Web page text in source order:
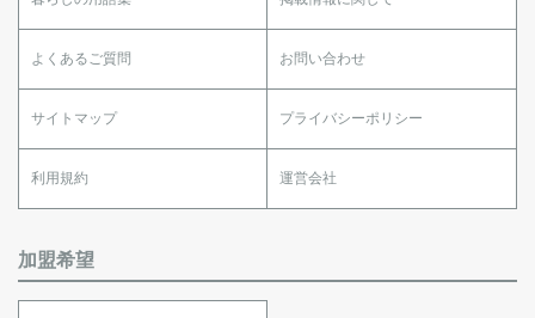
よくあるご質問 お問い合わせ
サイトマップ プライバシーポリシー
利用規約 運営会社
加盟希望